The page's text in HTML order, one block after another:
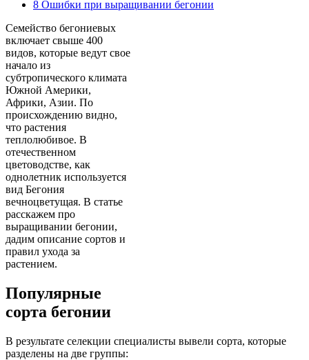
8 Ошибки при выращивании бегонии
Семейство бегониевых
включает свыше 400
видов, которые ведут свое
начало из
субтропического климата
Южной Америки,
Африки, Азии. По
происхождению видно,
что растения
теплолюбивое. В
отечественном
цветоводстве, как
однолетник используется
вид Бегония
вечноцветущая. В статье
расскажем про
выращивании бегонии,
дадим описание сортов и
правил ухода за
растением.
Популярные
сорта бегонии
В результате селекции специалисты вывели сорта, которые
разделены на две группы: